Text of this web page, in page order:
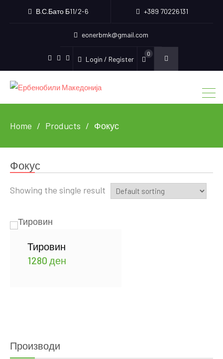
В.С.Бато Б11/2-6 +389 70226131
eonerbmk@gmail.com
Instagram
Youtube
Login / Register
0
Home Products Фокус
Фокус
Showing the single result
Тировин
1280 ден
Производи